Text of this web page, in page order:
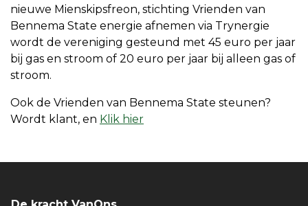
nieuwe Mienskipsfreon, stichting Vrienden van
Bennema State energie afnemen via Trynergie
wordt de vereniging gesteund met 45 euro per jaar
bij gas en stroom of 20 euro per jaar bij alleen gas of
stroom.
Ook de Vrienden van Bennema State steunen?
Wordt klant, en Klik hier